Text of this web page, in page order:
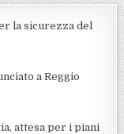
la sicurezza del
a Reggio
attesa per i piani